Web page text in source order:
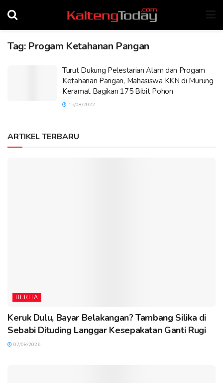
Tag: Progam Ketahanan Pangan
Turut Dukung Pelestarian Alam dan Progam
Ketahanan Pangan, Mahasiswa KKN di Murung
Keramat Bagikan 175 Bibit Pohon
15/08/2022
ARTIKEL TERBARU
BERITA
Keruk Dulu, Bayar Belakangan? Tambang Silika di
Sebabi Dituding Langgar Kesepakatan Ganti Rugi
07/08/2026